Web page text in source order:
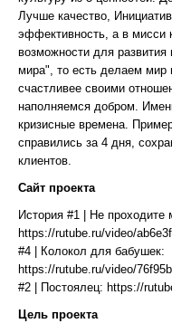
Лучше качество,
эффективность, а в мисси
возможности для
мира", то есть делаем мир
счастливее своими
наполняемся добром.
кризисные времена.
справились за 4 дня,
клиентов.
Сайт проекта
История #1 | Не проходите
https://rutube.ru/video/
#4 | Колокол для бабушек:
https://rutube.ru/video/
#2 | Постоялец: https://
Цель проекта